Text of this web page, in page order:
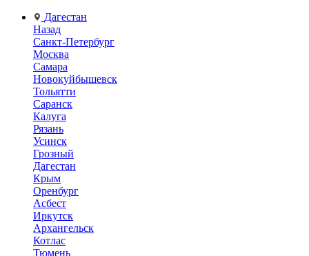
Дагестан
Назад
Санкт-Петербург
Москва
Самара
Новокуйбышевск
Тольятти
Саранск
Калуга
Рязань
Усинск
Грозный
Дагестан
Крым
Оренбург
Асбест
Иркутск
Архангельск
Котлас
Тюмень